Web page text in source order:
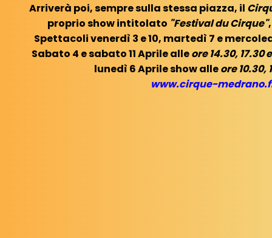
Arriverà poi, sempre sulla stessa piazza, il
proprio show intitolato "Festival du Cirque"
Spettacoli venerdì 3 e 10, martedì 7 e
Sabato 4 e sabato 11 Aprile alleore 14.30, 17.30
lunedì 6 Aprile show alleore 10.30,
www.cirque-